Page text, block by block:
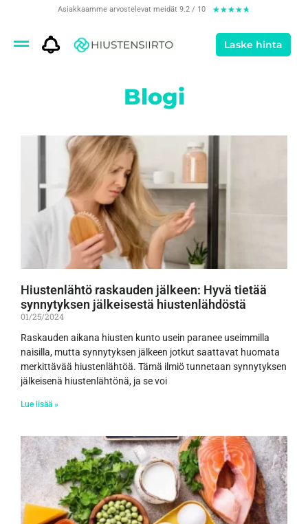
Asiakkaamme arvostelevat meidät 9.2 / 10 ★★★★★
Laske hinta
Blogi
Hiustenlähtö raskauden jälkeen: Hyvä tietää
synnytyksen jälkeisestä hiustenlähdöstä
01/25/2024
Raskauden aikana hiusten kunto usein paranee useimmilla
naisilla, mutta synnytyksen jälkeen jotkut saattavat huomata
merkittävää hiustenlähtöä. Tämä ilmiö tunnetaan synnytyksen
jälkeisenä hiustenlähtönä, ja se voi
Lue lisää »